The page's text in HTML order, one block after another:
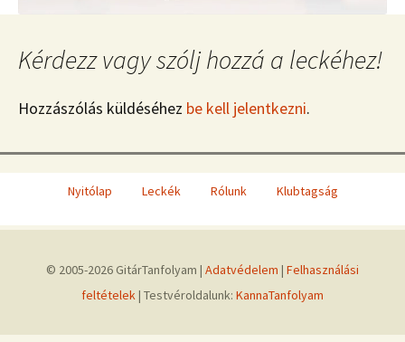
Kérdezz vagy szólj hozzá a leckéhez!
Hozzászólás küldéséhez be kell jelentkezni.
Nyitólap Leckék Rólunk Klubtagság
© 2005-2026 GitárTanfolyam | Adatvédelem | Felhasználási
feltételek | Testvéroldalunk: KannaTanfolyam